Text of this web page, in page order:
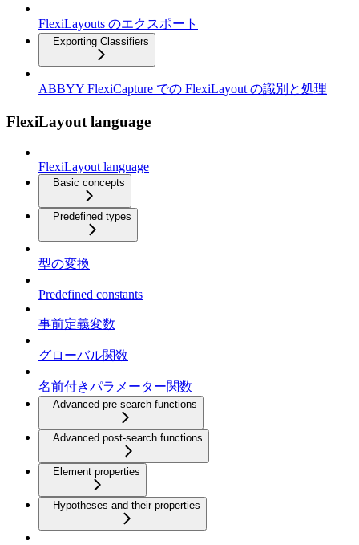
FlexiLayouts のエクスポート
Exporting Classifiers
ABBYY FlexiCapture での FlexiLayout の識別と処理
FlexiLayout language
FlexiLayout language
Basic concepts
Predefined types
型の変換
Predefined constants
事前定義変数
グローバル関数
名前付きパラメーター関数
Advanced pre-search functions
Advanced post-search functions
Element properties
Hypotheses and their properties